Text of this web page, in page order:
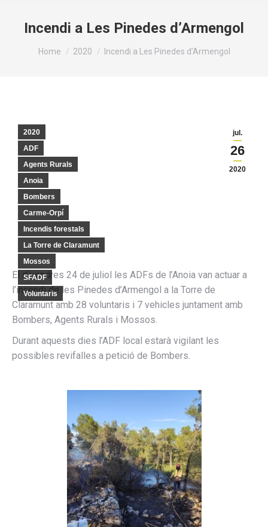
Incendi a Les Pinedes d’Armengol
You are here:
Home 2020 Incendi a Les Pinedes d’Armengol
jul.
26
2020
2020
ADF
Agents Rurals
Anoia
Bombers
Carme-Orpí
Incendis forestals
La Torre de Claramunt
Mossos
SFADF
Voluntaris
El divendres 24 de juliol les ADFs de l’Anoia van actuar a
l’incendi de les Pinedes d’Armengol a la Torre de
Claramunt amb 28 voluntaris i 7 vehicles juntament amb
Bombers, Agents Rurals i Mossos.
Durant aquests dies l’ADF local estarà vigilant les
possibles revifalles a petició de Bombers.